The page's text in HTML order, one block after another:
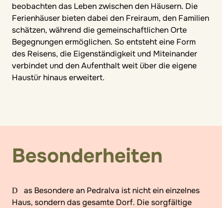
beobachten das Leben zwischen den Häusern. Die
Ferienhäuser bieten dabei den Freiraum, den Familien
schätzen, während die gemeinschaftlichen Orte
Begegnungen ermöglichen. So entsteht eine Form
des Reisens, die Eigenständigkeit und Miteinander
verbindet und den Aufenthalt weit über die eigene
Haustür hinaus erweitert.
Besonderheiten
Das Besondere an Pedralva ist nicht ein einzelnes
Haus, sondern das gesamte Dorf. Die sorgfältige